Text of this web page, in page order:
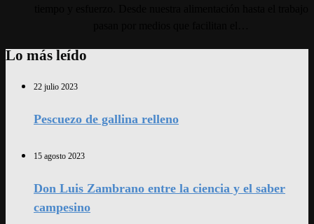
Lo más leído
22 julio 2023
Pescuezo de gallina relleno
15 agosto 2023
Don Luis Zambrano entre la ciencia y el saber
campesino